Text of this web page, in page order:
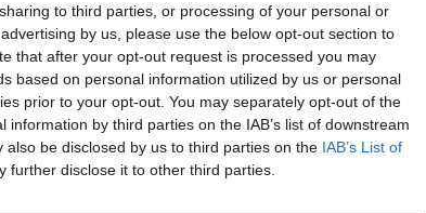
to third parties, or processing of your personal or
by us, please use the below opt-out section to
that after your opt-out request is processed you may
based on personal information utilized by us or personal
prior to your opt-out. You may separately opt-out of the
by third parties on the IAB’s list of downstream
be disclosed by us to third parties on the IAB’s List of
further disclose it to other third parties.